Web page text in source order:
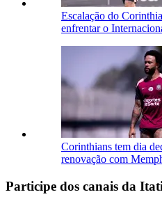
Escalação do
enfrentar o
Corinthians tem dia
renovação com
Participe dos canais da